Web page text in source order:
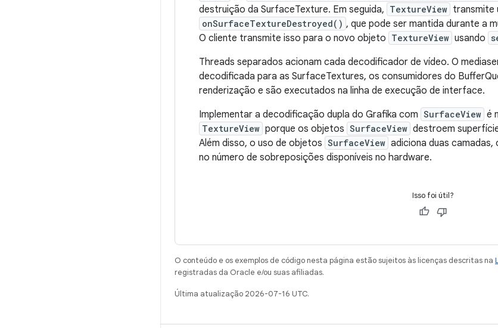
destruição da SurfaceTexture. Em seguida, TextureView transmite
onSurfaceTextureDestroyed() , que pode ser mantida durante a
O cliente transmite isso para o novo objeto TextureView usando
Threads separados acionam cada decodificador de vídeo. O
decodificada para as SurfaceTextures, os consumidores do
renderização e são executados na linha de execução de interface.
Implementar a decodificação dupla do Grafika com SurfaceView é
TextureView porque os objetos SurfaceView destroem
Além disso, o uso de objetos SurfaceView adiciona duas camadas,
no número de sobreposições disponíveis no hardware.
Isso foi útil?
O conteúdo e os exemplos de código nesta página estão sujeitos às licenças descritas na
registradas da Oracle e/ou suas afiliadas.
Última atualização 2026-07-16 UTC.